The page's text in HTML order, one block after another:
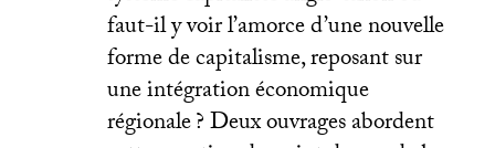
faut-il y voir l’amorce d’une nouvelle
forme de capitalisme, reposant sur
une intégration économique
régionale? Deux ouvrages abordent